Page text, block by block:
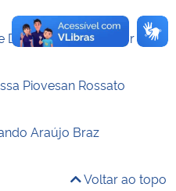
Dias Fernandes Junior
Piovesan Rossato
Araújo Braz
Voltar ao topo